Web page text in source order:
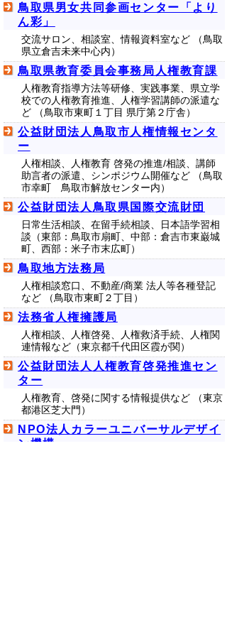
鳥取県男女共同参画センター「より
ん彩」
交流サロン、相談室、情報資料室など （鳥取
県立倉吉未来中心内）
鳥取県教育委員会事務局人権教育課
人権教育指導方法等研修、実践事業、県立学
校での人権教育推進、人権学習講師の派遣な
ど （鳥取市東町１丁目 県庁第２庁舎）
公益財団法人鳥取市人権情報センタ
ー
人権相談、人権教育 啓発の推進/相談、講師
助言者の派遣、シンポジウム開催など （鳥取
市幸町 鳥取市解放センター内）
公益財団法人鳥取県国際交流財団
日常生活相談、在留手続相談、日本語学習相
談（東部：鳥取市扇町、中部：倉吉市東巌城
町、西部：米子市末広町）
鳥取地方法務局
人権相談窓口、不動産/商業 法人等各種登記
など （鳥取市東町２丁目）
法務省人権擁護局
人権相談、人権啓発、人権救済手続、人権関
連情報など（東京都千代田区霞が関）
公益財団法人人権教育啓発推進セン
ター
人権教育、啓発に関する情報提供など （東京
都港区芝大門）
NPO法人カラーユニバーサルデザイ
ン機構